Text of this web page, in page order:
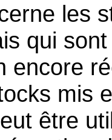
les
qui
encore
mis
être